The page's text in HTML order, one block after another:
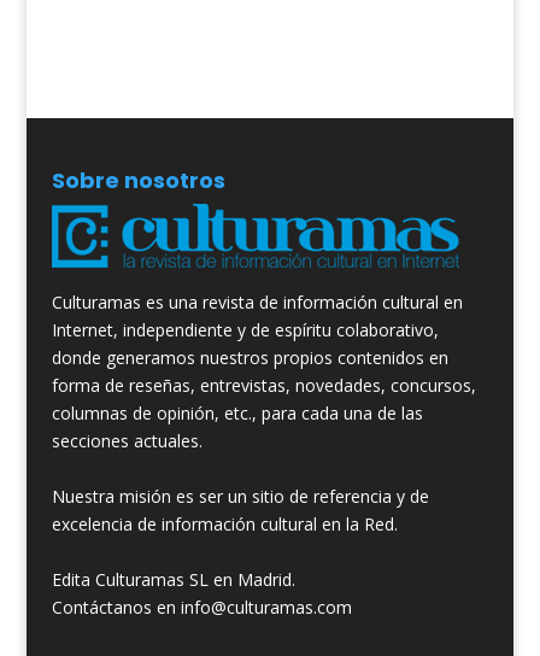
Sobre nosotros
Culturamas es una revista de información cultural en
Internet, independiente y de espíritu colaborativo,
donde generamos nuestros propios contenidos en
forma de reseñas, entrevistas, novedades, concursos,
columnas de opinión, etc., para cada una de las
secciones actuales.
Nuestra misión es ser un sitio de referencia y de
excelencia de información cultural en la Red.
Edita Culturamas SL en Madrid.
Contáctanos en info@culturamas.com